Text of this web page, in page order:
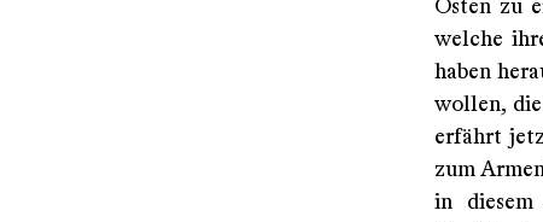
Osten zu
welche
haben
wollen,
erfährt
zum
in